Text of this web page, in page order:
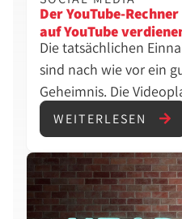
Der YouTube-
auf YouTube
Die tatsächlichen
sind nach wie vor ein
Geheimnis. Die
vertraglich jedem, der
verdient, darüber zu
sich die Content-
ihr Einkommen nicht
WEITERLESEN